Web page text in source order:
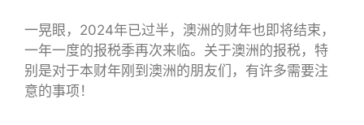
一晃眼，2024年已过半，澳洲的财年也即将结束，
一年一度的报税季再次来临。关于澳洲的报税，特
别是对于本财年刚到澳洲的朋友们，有许多需要注
意的事项！